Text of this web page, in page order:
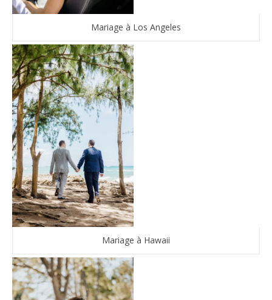
Mariage à Los Angeles
Mariage à Hawaii